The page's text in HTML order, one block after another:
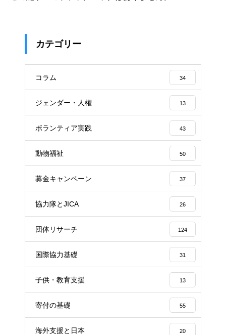
カテゴリー
コラム 34
ジェンダー・人権 13
ボランティア実践 43
動物福祉 50
募金キャンペーン 37
協力隊とJICA 26
団体リサーチ 124
国際協力基礎 31
子供・教育支援 13
寄付の基礎 55
海外支援と日本 20